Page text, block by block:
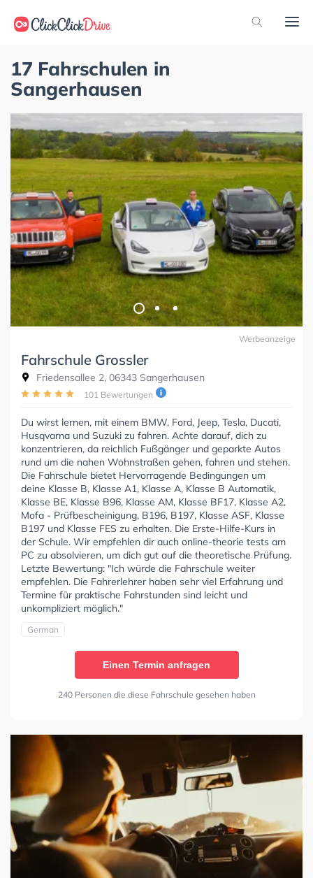
17 Fahrschulen in
Sangerhausen
Werbeanzeige
Fahrschule Grossler
Friedensallee 2, 06343 Sangerhausen
101 Bewertungen
Du wirst lernen, mit einem BMW, Ford, Jeep, Tesla, Ducati,
Husqvarna und Suzuki zu fahren. Achte darauf, dich zu
konzentrieren, da reichlich Fußgänger und geparkte Autos
rund um die nahen Wohnstraßen gehen, fahren und stehen.
Die Fahrschule bietet Hervorragende Bedingungen um
deine Klasse B, Klasse A1, Klasse A, Klasse B Automatik,
Klasse BE, Klasse B96, Klasse AM, Klasse BF17, Klasse A2,
Mofa - Prüfbescheinigung, B196, B197, Klasse ASF, Klasse
B197 und Klasse FES zu erhalten. Die Erste-Hilfe-Kurs in
der Schule. Wir empfehlen dir auch online-theorie tests am
PC zu absolvieren, um dich gut auf die theoretische Prüfung.
Letzte Bewertung: "Ich würde die Fahrschule weiter
empfehlen. Die Fahrerlehrer haben sehr viel Erfahrung und
Termine für praktische Fahrstunden sind leicht und
unkompliziert möglich."
German
Einen Termin anfragen
240 Personen die diese Fahrschule gesehen haben